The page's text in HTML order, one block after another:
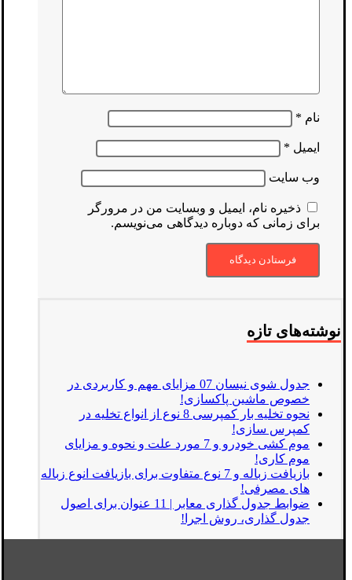
نام *
ایمیل *
وب‌ سایت
ذخیره نام، ایمیل و وبسایت من در مرورگر
برای زمانی که دوباره دیدگاهی می‌نویسم.
نوشته‌های تازه
جدول شوی نیسان 07 مزایای مهم و کاربردی در
خصوص ماشین پاکسازی!
نحوه تخلیه بار کمپرسی 8 نوع از انواع تخلیه در
کمپرس سازی!
موم کشی خودرو و 7 مورد علت و نحوه و مزایای
موم کاری!
بازیافت زباله و 7 نوع متفاوت برای بازیافت انوع زباله
های مصرفی!
ضوابط جدول گذاری معابر | 11 عنوان برای اصول
جدول گذاری، روش اجرا!